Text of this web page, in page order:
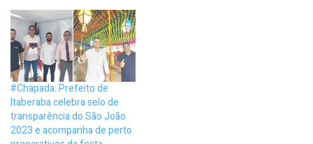
#Chapada: Prefeito de
Itaberaba celebra selo de
transparência do São João
2023 e acompanha de perto